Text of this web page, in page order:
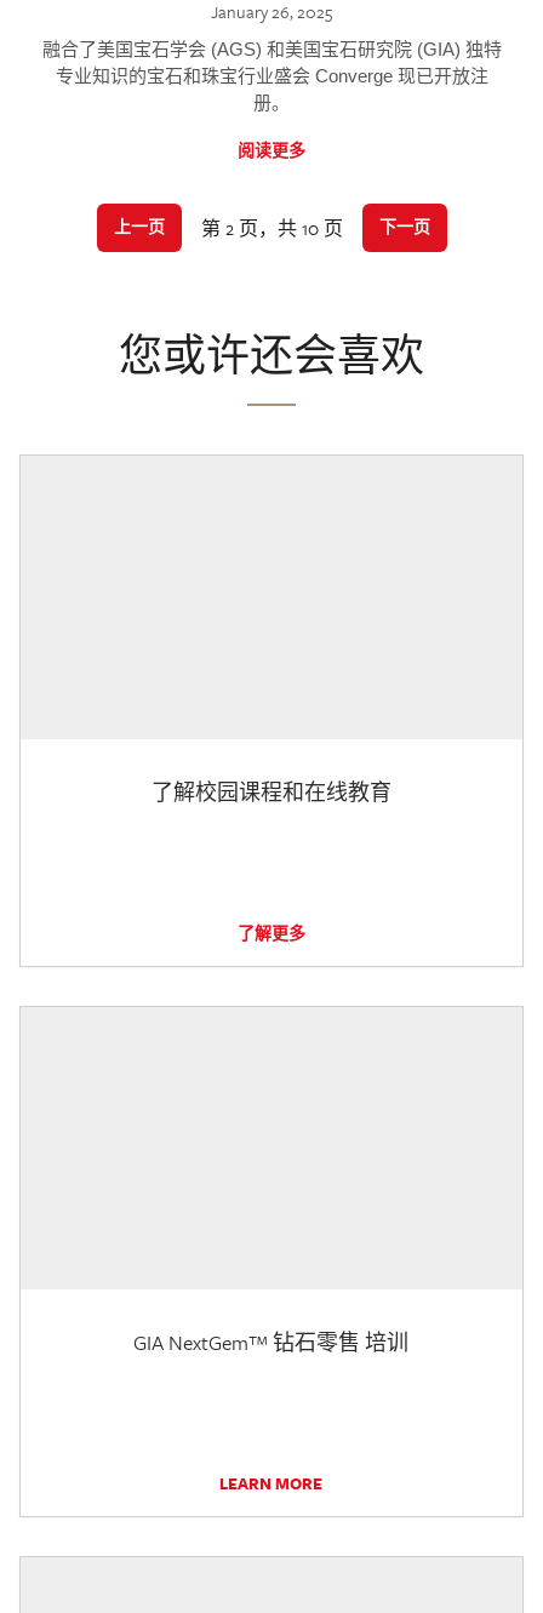
January 26, 2025
融合了美国宝石学会 (AGS) 和美国宝石研究院 (GIA) 独特
专业知识的宝石和珠宝行业盛会 Converge 现已开放注
册。
阅读更多
上一页 第 2 页，共 10 页 下一页
您或许还会喜欢
了解校园课程和在线教育
了解更多
GIA NextGem™ 钻石零售 培训
LEARN MORE